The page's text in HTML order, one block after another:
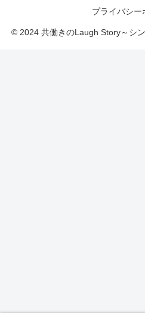
プライバシー
© 2024 共働きのLaugh Story～シ